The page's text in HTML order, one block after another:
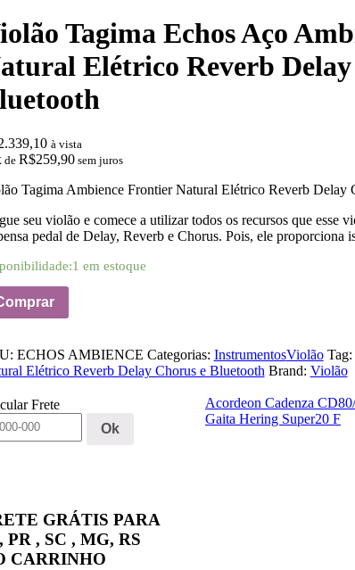
Tagima Echos Aço
Elétrico Reverb
à vista
de R$259,90sem juros
Tagima Ambience Frontier Natural Elétrico Reverb Delay
seu violão e comece a utilizar todos os recursos que esse
pedal de Delay, Reverb e Chorus. Pois, ele proporciona
1 em estoque
ECHOS AMBIENCE Categorias: InstrumentosViolão Tag:
Elétrico Reverb Delay Chorus e Bluetooth Brand: Violão
Frete
Ok
Acordeon Cadenza
Gaita Hering Super20 F
GRÁTIS PARA
PR , SC , MG, RS
CARRINHO